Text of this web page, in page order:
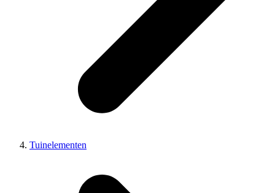
Tuinelementen